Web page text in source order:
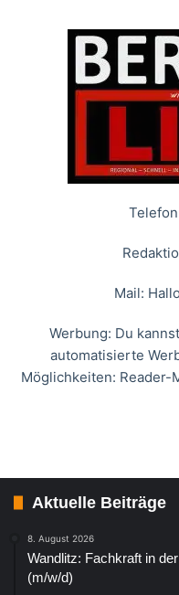
Mail:
Werbung: Du
automatisierte
Möglichkeiten: Reader-
Aktuelle Beiträge
8. August 2026
Wandlitz: Fachkraft in
(m/w/d)